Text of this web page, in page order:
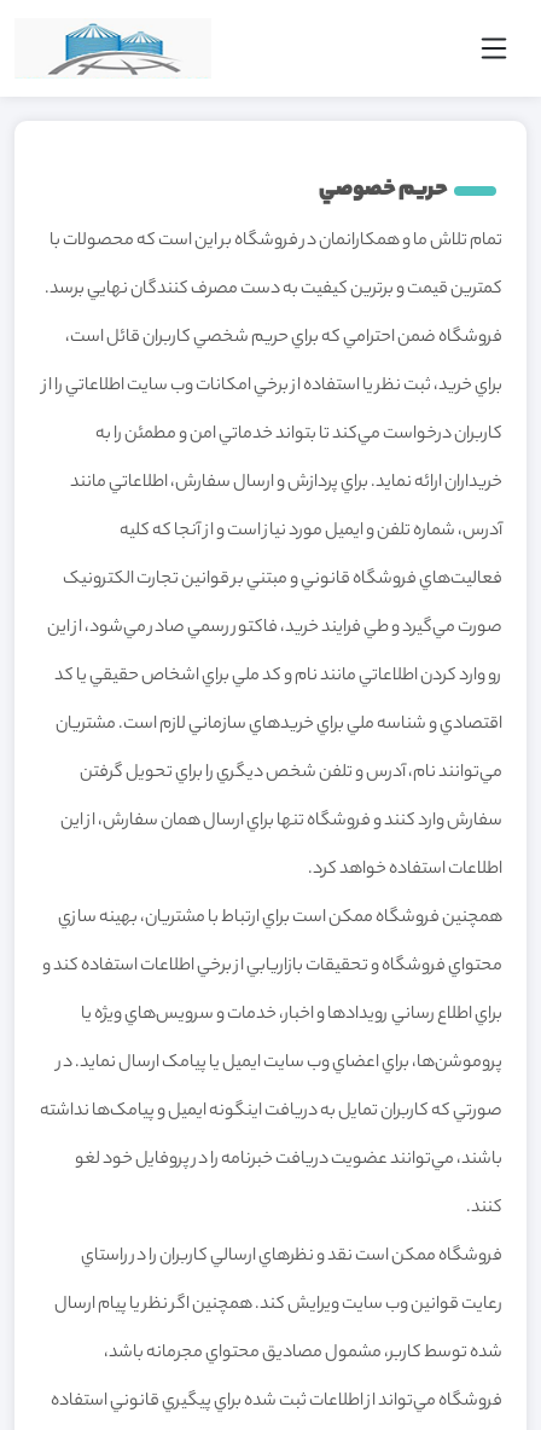
حريم خصوصي
تمام تلاش ما و همکارانمان در فروشگاه بر اين است که محصولات با
کمترين قيمت و برترين کيفيت به دست مصرف کنندگان نهايي برسد.
فروشگاه ضمن احترامي که براي حريم شخصي کاربران قائل است،
براي خريد، ثبت نظر يا استفاده از برخي امکانات وب سايت اطلاعاتي را از
کاربران درخواست مي‌کند تا بتواند خدماتي امن و مطمئن را به
خريداران ارائه نمايد. براي پردازش و ارسال سفارش، اطلاعاتي مانند
آدرس، شماره تلفن و ايميل مورد نياز است و از آنجا که کليه
فعاليت‌هاي فروشگاه قانوني و مبتني بر قوانين تجارت الکترونيک
صورت مي‌گيرد و طي فرايند خريد، فاکتور رسمي صادر مي‌شود، از اين
رو وارد کردن اطلاعاتي مانند نام و کد ملي براي اشخاص حقيقي يا کد
اقتصادي و شناسه ملي براي خريدهاي سازماني لازم است. مشتريان
مي‌توانند نام، آدرس و تلفن شخص ديگري را براي تحويل گرفتن
سفارش وارد کنند و فروشگاه تنها براي ارسال همان سفارش، از اين
اطلاعات استفاده خواهد کرد.
همچنين فروشگاه ممکن است براي ارتباط با مشتريان، بهينه سازي
محتواي فروشگاه و تحقيقات بازاريابي از برخي اطلاعات استفاده کند و
براي اطلاع رساني رويدادها و اخبار، خدمات و سرويس‌هاي ويژه يا
پروموشن‌ها، براي اعضاي وب سايت ايميل يا پيامک ارسال نمايد. در
صورتي که کاربران تمايل به دريافت اينگونه ايميل و پيامک‌ها نداشته
باشند، مي‌توانند عضويت دريافت خبرنامه را در پروفايل خود لغو
کنند.
فروشگاه ممکن است نقد و نظرهاي ارسالي کاربران را در راستاي
رعايت قوانين وب سايت ويرايش کند. همچنين اگر نظر يا پيام ارسال
شده توسط کاربر، مشمول مصاديق محتواي مجرمانه باشد،
فروشگاه مي‌تواند از اطلاعات ثبت شده براي پيگيري قانوني استفاده